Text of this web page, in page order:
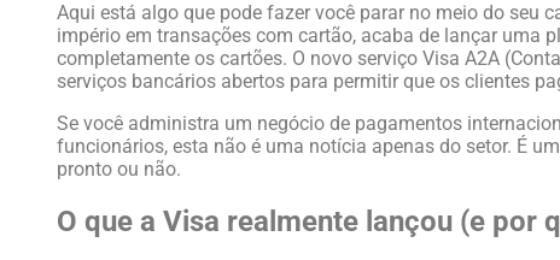
Aqui está algo que pode fazer você parar no meio do seu
império em transações com cartão, acaba de lançar uma
completamente os cartões. O novo serviço Visa A2A
serviços bancários abertos para permitir que os clientes
Se você administra um negócio de pagamentos
funcionários, esta não é uma notícia apenas do setor. É
pronto ou não.
O que a Visa realmente lançou (e por